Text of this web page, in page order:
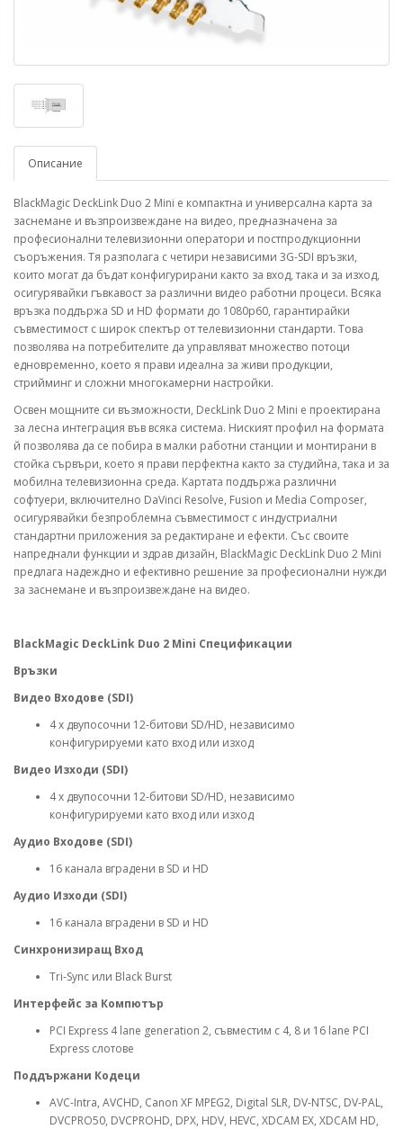
Описание
BlackMagic DeckLink Duo 2 Mini е компактна и универсална карта за
заснемане и възпроизвеждане на видео, предназначена за
професионални телевизионни оператори и постпродукционни
съоръжения. Тя разполага с четири независими 3G-SDI връзки,
които могат да бъдат конфигурирани както за вход, така и за изход,
осигурявайки гъвкавост за различни видео работни процеси. Всяка
връзка поддържа SD и HD формати до 1080p60, гарантирайки
съвместимост с широк спектър от телевизионни стандарти. Това
позволява на потребителите да управляват множество потоци
едновременно, което я прави идеална за живи продукции,
стрийминг и сложни многокамерни настройки.
Освен мощните си възможности, DeckLink Duo 2 Mini е проектирана
за лесна интеграция във всяка система. Ниският профил на формата
й позволява да се побира в малки работни станции и монтирани в
стойка сървъри, което я прави перфектна както за студийна, така и за
мобилна телевизионна среда. Картата поддържа различни
софтуери, включително DaVinci Resolve, Fusion и Media Composer,
осигурявайки безпроблемна съвместимост с индустриални
стандартни приложения за редактиране и ефекти. Със своите
напреднали функции и здрав дизайн, BlackMagic DeckLink Duo 2 Mini
предлага надеждно и ефективно решение за професионални нужди
за заснемане и възпроизвеждане на видео.
BlackMagic DeckLink Duo 2 Mini Спецификации
Връзки
Видео Входове (SDI)
4 x двупосочни 12-битови SD/HD, независимо
конфигурируеми като вход или изход
Видео Изходи (SDI)
4 x двупосочни 12-битови SD/HD, независимо
конфигурируеми като вход или изход
Аудио Входове (SDI)
16 канала вградени в SD и HD
Аудио Изходи (SDI)
16 канала вградени в SD и HD
Синхронизиращ Вход
Tri-Sync или Black Burst
Интерфейс за Компютър
PCI Express 4 lane generation 2, съвместим с 4, 8 и 16 lane PCI
Express слотове
Поддържани Кодеци
AVC-Intra, AVCHD, Canon XF MPEG2, Digital SLR, DV-NTSC, DV-PAL,
DVCPRO50, DVCPROHD, DPX, HDV, HEVC, XDCAM EX, XDCAM HD,